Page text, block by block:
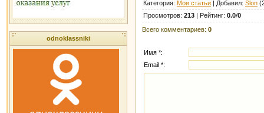
odnoklassniki
Категория: Мои статьи | Добавил: Slon
Просмотров: 213 | Рейтинг: 0.0/0
Всего комментариев: 0
Имя *:
Email *: